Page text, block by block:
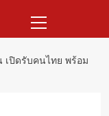
Menu
เปิดรับคนไทย พร้อม